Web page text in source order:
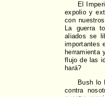
El
expolio y
con
La guerra
aliados se
importantes
herramienta
flujo de las
hará?
Bush lo
contra